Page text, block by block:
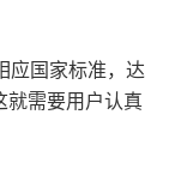
应国家标准，达
就需要用户认真